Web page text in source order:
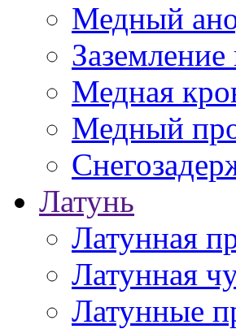
Медный
Медная
Медный
Латунь
Латунная
Латунная
Латунные